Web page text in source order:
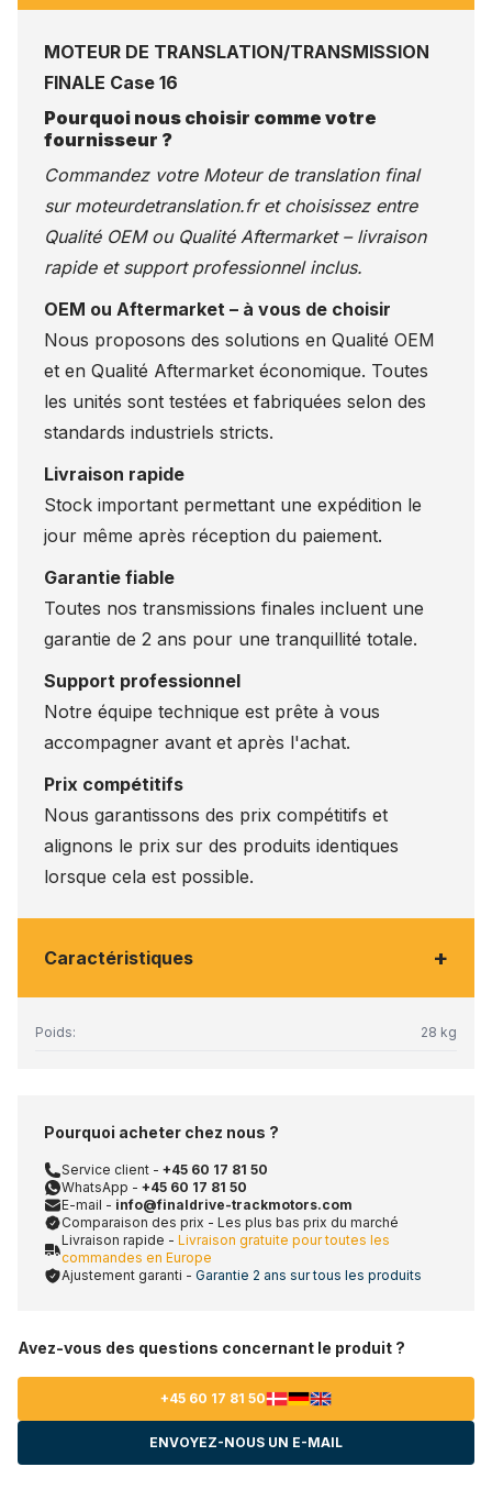
MOTEUR DE TRANSLATION/TRANSMISSION
FINALE Case 16
Pourquoi nous choisir comme votre
fournisseur ?
Commandez votre Moteur de translation final
sur moteurdetranslation.fret choisissez entre
Qualité OEM ou Qualité Aftermarket – livraison
rapide et support professionnel inclus.
OEM ou Aftermarket – à vous de choisir
Nous proposons des solutions en Qualité OEM
et en Qualité Aftermarket économique. Toutes
les unités sont testées et fabriquées selon des
standards industriels stricts.
Livraison rapide
Stock important permettant une expédition le
jour même après réception du paiement.
Garantie fiable
Toutes nos transmissions finales incluent une
garantie de 2 ans pour une tranquillité totale.
Support professionnel
Notre équipe technique est prête à vous
accompagner avant et après l'achat.
Prix compétitifs
Nous garantissons des prix compétitifs et
alignons le prix sur des produits identiques
lorsque cela est possible.
Caractéristiques +
Poids: 28 kg
Pourquoi acheter chez nous ?
Service client - +45 60 17 81 50
WhatsApp - +45 60 17 81 50
E-mail - info@finaldrive-trackmotors.com
Comparaison des prix - Les plus bas prix du marché
Livraison rapide - Livraison gratuite pour toutes les
commandes en Europe
Ajustement garanti - Garantie 2 ans sur tous les produits
Avez-vous des questions concernant le produit ?
+45 60 17 81 50
ENVOYEZ-NOUS UN E-MAIL